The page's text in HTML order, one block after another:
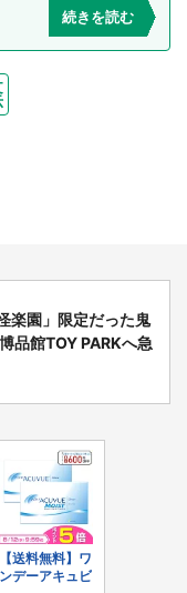
続きを読む
楽園」限定だった鬼
品館TOY PARKへ急